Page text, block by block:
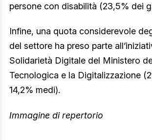
persone con disabilità (23,5% dei
Infine, una quota considerevole
del settore ha preso parte
Solidarietà Digitale del Ministero
Tecnologica e la Digitalizzazione
14,2% medi).
Immagine di repertorio